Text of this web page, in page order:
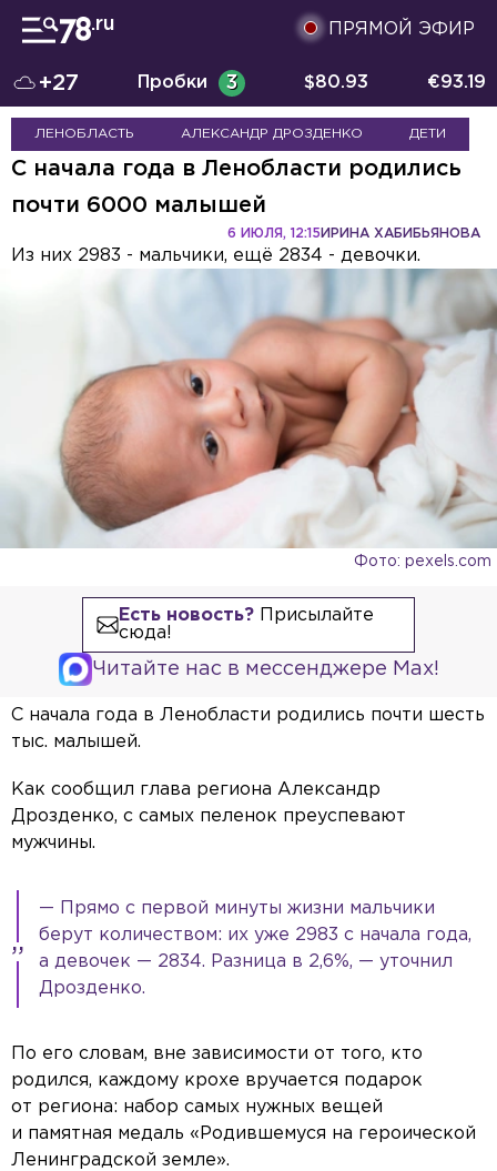
ПРЯМОЙ ЭФИР
+27 Пробки 3 $80.93 €93.19
ЛЕНОБЛАСТЬ АЛЕКСАНДР ДРОЗДЕНКО ДЕТИ
С начала года в Ленобласти родились
почти 6000 малышей
ИРИНА ХАБИБЬЯНОВА
6 ИЮЛЯ, 12:15
Из них 2983 - мальчики, ещё 2834 - девочки.
Фото: pexels.com
Есть новость?Присылайте
сюда!
Читайте нас в мессенджере Max!
С начала года в Ленобласти родились почти шесть
тыс. малышей.
Как сообщил глава региона Александр
Дрозденко, с самых пеленок преуспевают
мужчины.
— Прямо с первой минуты жизни мальчики
берут количеством: их уже 2983 с начала года,
а девочек — 2834. Разница в 2,6%, — уточнил
Дрозденко.
По его словам, вне зависимости от того, кто
родился, каждому крохе вручается подарок
от региона: набор самых нужных вещей
и памятная медаль «Родившемуся на героической
Ленинградской земле».